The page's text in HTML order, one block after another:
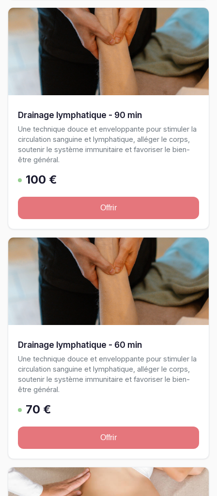
Drainage lymphatique - 90 min
Une technique douce et enveloppante pour stimuler la
circulation sanguine et lymphatique, alléger le corps,
soutenir le système immunitaire et favoriser le bien-
être général.
100 €
Offrir
Drainage lymphatique - 60 min
Une technique douce et enveloppante pour stimuler la
circulation sanguine et lymphatique, alléger le corps,
soutenir le système immunitaire et favoriser le bien-
être général.
70 €
Offrir